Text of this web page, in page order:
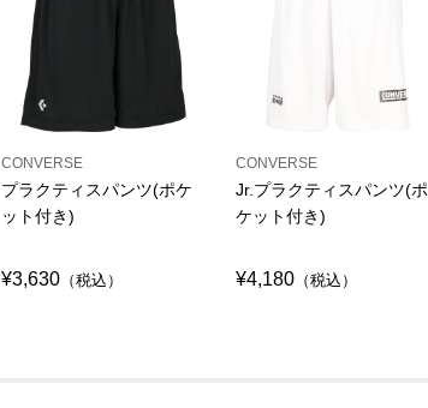
CONVERSE
プラクティスパンツ(ポケ
ット付き)
¥3,630 （税込）
CONVERSE
Jr.プラクティスパンツ(ポ
ケット付き)
¥4,180 （税込）